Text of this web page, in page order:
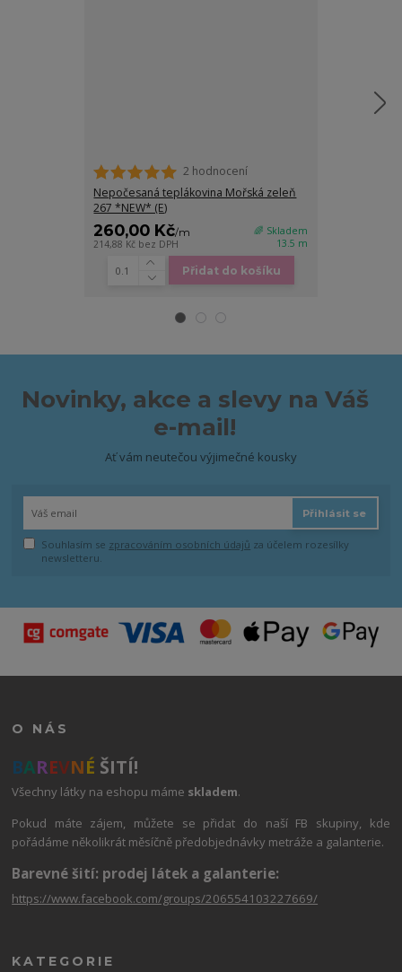
2 hodnocení
Nepočesaná teplákovina Mořská zeleň
267 *NEW* (E)
260,00 Kč/m
214,88 Kč bez DPH
🌈 Skladem
13.5 m
Přidat do košíku
Novinky, akce a slevy na Váš
e-mail!
Ať vám neutečou výjimečné kousky
Přihlásit se
Souhlasím se zpracováním osobních údajů za účelem rozesílky
newsletteru.
O NÁS
BAREVNÉ ŠITÍ!
Všechny látky na eshopu máme skladem.
Pokud máte zájem, můžete se přidat do naší FB skupiny, kde
pořádáme několikrát měsíčně předobjednávky metráže a galanterie.
Barevné šití: prodej látek a galanterie:
https://www.facebook.com/groups/206554103227669/
KATEGORIE